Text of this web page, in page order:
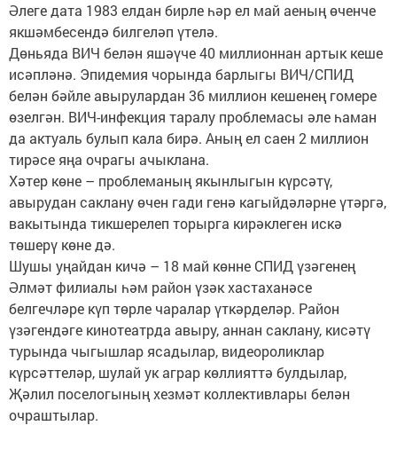
Әлеге дата 1983 елдан бирле һәр ел май аеның өченче
якшәмбесендә билгеләп үтелә.
Дөньяда ВИЧ белән яшәүче 40 миллионнан артык кеше
исәпләнә. Эпидемия чорында барлыгы ВИЧ/СПИД
белән бәйле авырулардан 36 миллион кешенең гомере
өзелгән. ВИЧ-инфекция таралу проблемасы әле һаман
да актуаль булып кала бирә. Аның ел саен 2 миллион
тирәсе яңа очрагы ачыклана.
Хәтер көне – проблеманың якынлыгын күрсәтү,
авырудан саклану өчен гади генә кагыйдәләрне үтәргә,
вакытында тикшерелеп торырга кирәклеген искә
төшерү көне дә.
Шушы уңайдан кичә – 18 май көнне СПИД үзәгенең
Әлмәт филиалы һәм район үзәк хастаханәсе
белгечләре күп төрле чаралар үткәрделәр. Район
үзәгендәге кинотеатрда авыру, аннан саклану, кисәтү
турында чыгышлар ясадылар, видеороликлар
күрсәттеләр, шулай ук аграр көллияттә булдылар,
Җәлил поселогының хезмәт коллективлары белән
очраштылар.